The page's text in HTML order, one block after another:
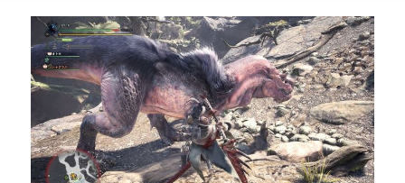
⑤アンジャナフの耐性
①クエスト報酬
②剥ぎ取りで入手できる素材